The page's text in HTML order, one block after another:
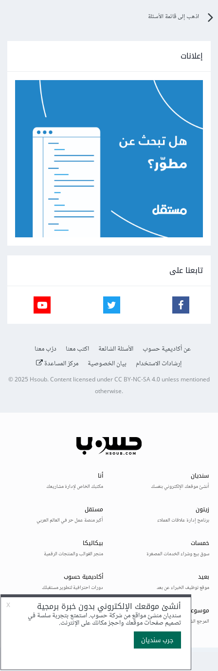
اذهب إلى قائمة الأسئلة
إعلانات
تابعنا على
عن أكاديمية حسوب الأسئلة الشائعة اكتب معنا
درّب معنا
إرشادات الاستخدام
بيان الخصوصية مركز المساعدة
© 2025Hsoub.Content licensed underCC BY-NC-SA 4.0unless mentioned
otherwise.